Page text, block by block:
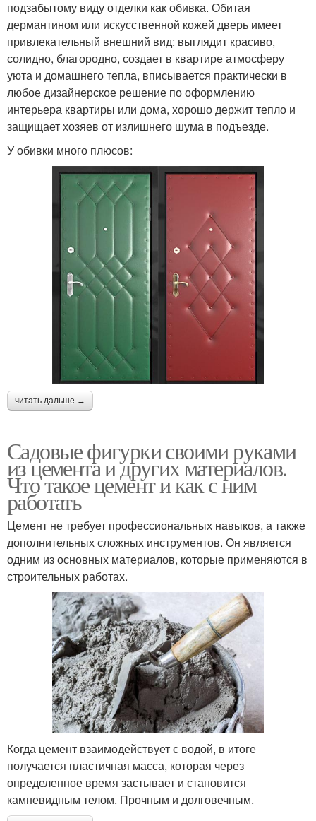
подзабытому виду отделки как обивка. Обитая
дермантином или искусственной кожей дверь имеет
привлекательный внешний вид: выглядит красиво,
солидно, благородно, создает в квартире атмосферу
уюта и домашнего тепла, вписывается практически в
любое дизайнерское решение по оформлению
интерьера квартиры или дома, хорошо держит тепло и
защищает хозяев от излишнего шума в подъезде.
У обивки много плюсов:
читать дальше →
Садовые фигурки своими руками
из цемента и других материалов.
Что такое цемент и как с ним
работать
Цемент не требует профессиональных навыков, а также
дополнительных сложных инструментов. Он является
одним из основных материалов, которые применяются в
строительных работах.
Когда цемент взаимодействует с водой, в итоге
получается пластичная масса, которая через
определенное время застывает и становится
камневидным телом. Прочным и долговечным.